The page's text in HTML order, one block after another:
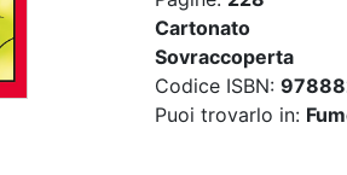
Cartonato
Sovraccoperta
Codice ISBN:
Puoi trovarlo in: